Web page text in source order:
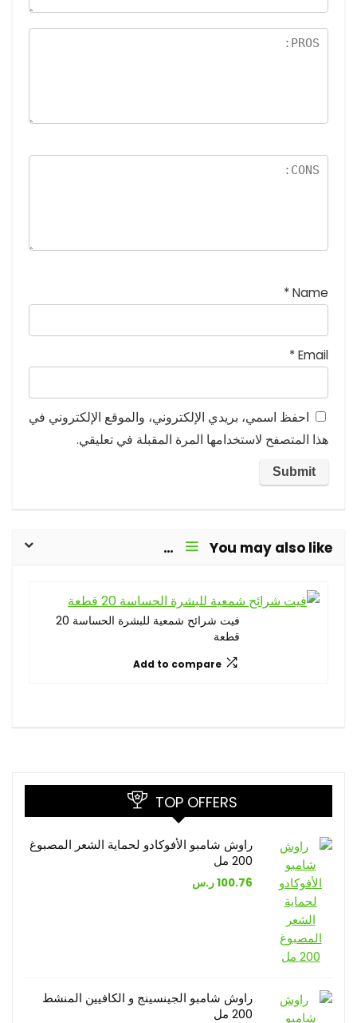
نج
Name
*
Email
*
احفظ اسمي، بريدي الإلكتروني، والموقع الإلكتروني في
هذا المتصفح لاستخدامها المرة المقبلة في تعليقي.
You may also like…
فيت شرائح شمعية للبشرة الحساسة 20
قطعة
Add to compare
TOP OFFERS
راوش شامبو الأفوكادو لحماية الشعر المصبوغ
200 مل
100.76ر.س
راوش شامبو الجينسينج و الكافيين المنشط
200 مل